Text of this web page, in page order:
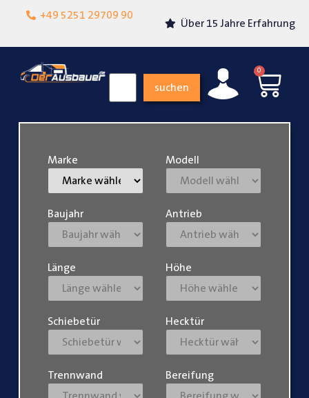
+49 5251 29709 90
Lokalgeschäft in
Über 15 Jahre Erfahrung
suchen
0
Marke Modell
Baujahr Antrieb
Länge Höhe
Schiebetür Hecktür
Trennwand Bereifung